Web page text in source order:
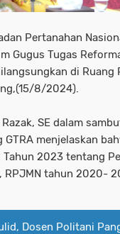
Pertanahan
Gugus Tugas
di Ruang
8/2024).
SE dalam
menjelaskan
2023 tentang
RPJMN tahun 2020-
Dosen Politani